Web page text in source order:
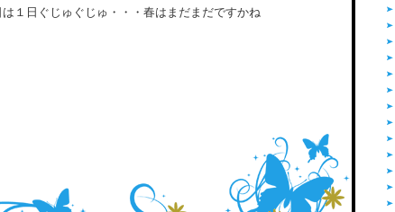
１日ぐじゅぐじゅ・・・春はまだまだですかね